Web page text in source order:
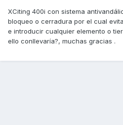
XCiting 400i con sistema
bloqueo o cerradura por el cual
e introducir cualquier elemento o
ello conllevaría?, muchas gracias .